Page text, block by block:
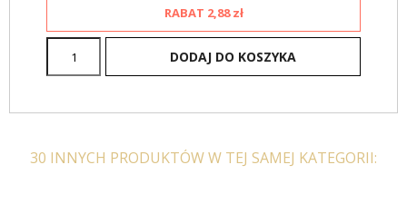
RABAT 2,88 zł
DODAJ DO KOSZYKA
30 INNYCH PRODUKTÓW W TEJ SAMEJ KATEGORII: